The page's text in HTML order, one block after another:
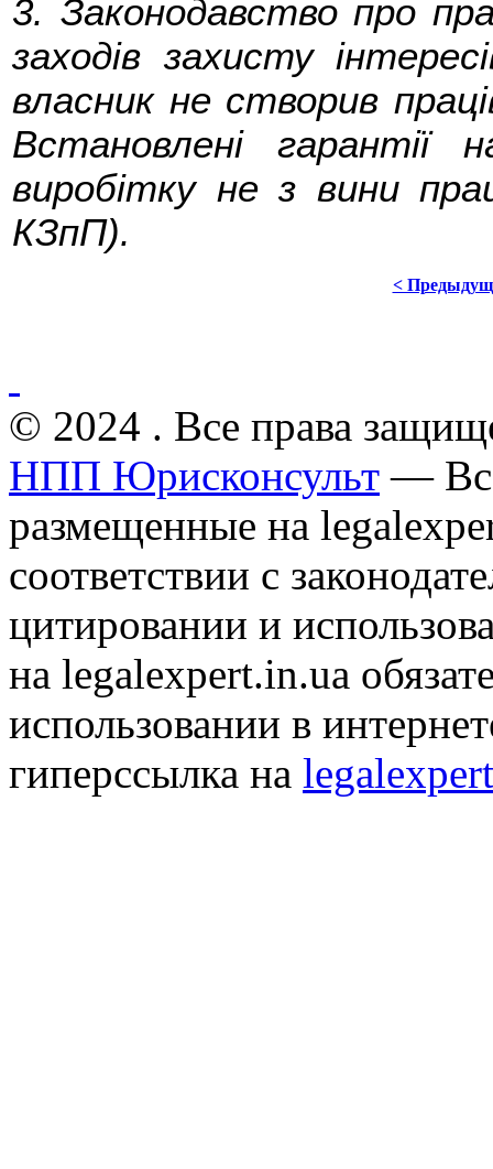
3. Законодавство про
заходів захисту
власник не створив
Встановлені гарантії
виробітку не з вини
КЗпП).
<
© 2024 . Все права
НПП Юрисконсульт —
размещенные на
соответствии с
цитировании и
на legalexpert.in.ua
использовании в
гиперссылка на